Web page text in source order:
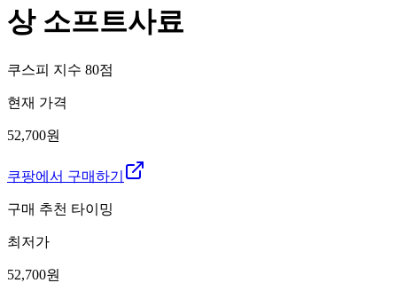
상 소프트사료
쿠스피 지수 80점
현재 가격
52,700원
쿠팡에서 구매하기
구매 추천 타이밍
최저가
52,700원